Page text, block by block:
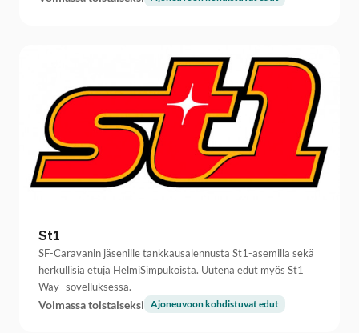
St1
SF-Caravanin jäsenille tankkausalennusta St1-asemilla sekä
herkullisia etuja HelmiSimpukoista. Uutena edut myös St1
Way -sovelluksessa.
Voimassa toistaiseksi Ajoneuvoon kohdistuvat edut